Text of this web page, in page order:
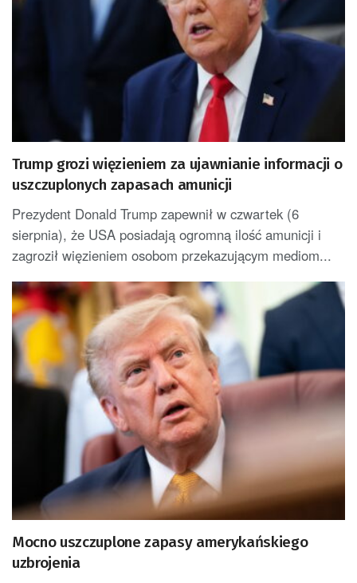
Trump grozi więzieniem za ujawnianie informacji o
uszczuplonych zapasach amunicji
Prezydent Donald Trump zapewnił w czwartek (6
sierpnia), że USA posiadają ogromną ilość amunicji i
zagroził więzieniem osobom przekazującym mediom...
Mocno uszczuplone zapasy amerykańskiego
uzbrojenia